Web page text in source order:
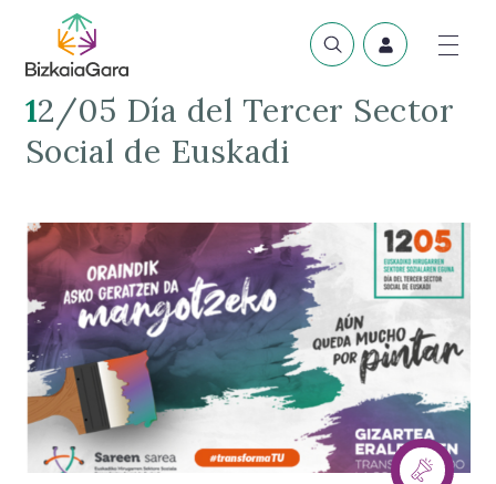
12/05 Día del Tercer Sector
Social de Euskadi